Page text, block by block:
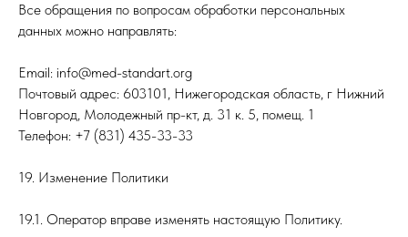
Все обращения по вопросам обработки персональных
данных можно направлять:
Email: info@med-standart.org
Почтовый адрес: 603101, Нижегородская область, г Нижний
Новгород, Молодежный пр-кт, д. 31 к. 5, помещ. 1
Телефон: +7 (831) 435-33-33
19. Изменение Политики
19.1. Оператор вправе изменять настоящую Политику.